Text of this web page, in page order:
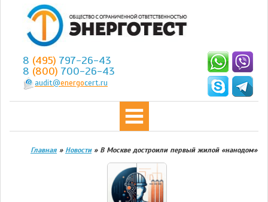
8 (495) 797-26-43
8 (800) 700-26-43
audit@energocert.ru
Главная » Новости» В Москве достроили первый жилой «нанодом»